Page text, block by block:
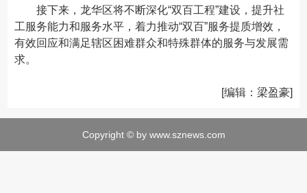
接下来，龙华区将不断深化“双百工程”建设，提升社
工服务能力和服务水平，着力推动“双百”服务提质增效，
有效回应和满足辖区困难群众和特殊群体的服务与发展需
求。
[编辑：梁盈豪]
Copyright © by www.sznews.com